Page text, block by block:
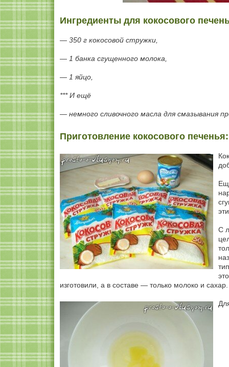
Ингредиенты для кокосового
— 350 г кокосовой стружки,
— 1 банка сгущенного молока,
— 1 яйцо,
*** И ещё
— немного сливочного масла для смазывания
Приготовление кокосового печенья:
С
изготовили, а в составе — только молоко и